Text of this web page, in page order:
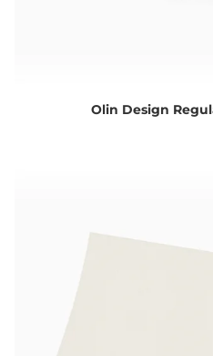
Olin Design